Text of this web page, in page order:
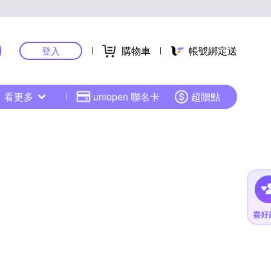
登入 購物車 帳號綁定送
看更多 uniopen 聯名卡 超贈點